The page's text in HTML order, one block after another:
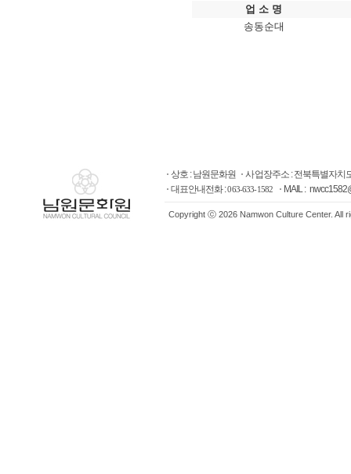
업 소 명
송동순대
상호 : 남원문화원
사업장주소 : 전북특별자
대표안내전화 :063-633-1582 MAIL :
Copyright ⓒ 2026 Namwon Culture Center. All